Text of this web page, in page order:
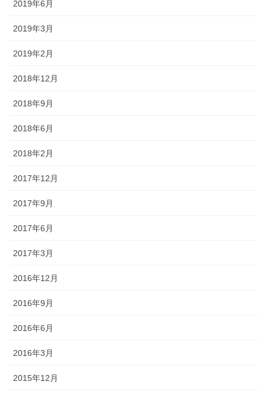
2019年6月
2019年3月
2019年2月
2018年12月
2018年9月
2018年6月
2018年2月
2017年12月
2017年9月
2017年6月
2017年3月
2016年12月
2016年9月
2016年6月
2016年3月
2015年12月